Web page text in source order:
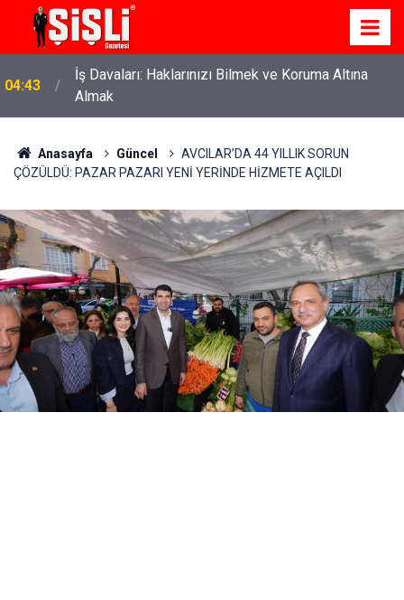
04:43
İş Davaları: Haklarınızı Bilmek ve Koruma Altına
Almak
Anasayfa Güncel
AVCILAR’DA 44 YILLIK SORUN
ÇÖZÜLDÜ: PAZAR PAZARI YENİ YERİNDE HİZMETE AÇILDI